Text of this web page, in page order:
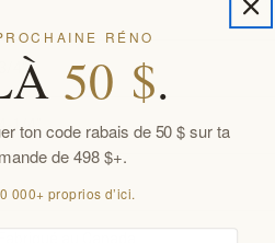
3/4"
4-1/4"
RÉNO
50 $.
ton code rabais de 50 $ sur ta
de 498 $+.
000+ proprios d’ici.